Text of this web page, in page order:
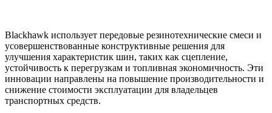
Blackhawk использует передовые резинотехнические смеси и
усовершенствованные конструктивные решения для
улучшения характеристик шин, таких как сцепление,
устойчивость к перегрузкам и топливная экономичность. Эти
инновации направлены на повышение производительности и
снижение стоимости эксплуатации для владельцев
транспортных средств.